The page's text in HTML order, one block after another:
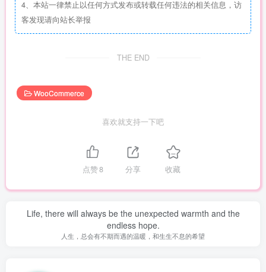
4、本站一律禁止以任何方式发布或转载任何违法的相关信息，访
客发现请向站长举报
THE END
WooCommerce
喜欢就支持一下吧
点赞8 分享 收藏
Life, there will always be the unexpected warmth and the
endless hope.
人生，总会有不期而遇的温暖，和生生不息的希望